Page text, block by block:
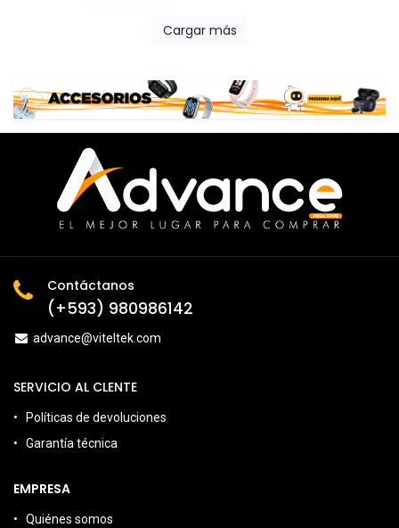
Cargar más
Contáctanos
(+593) 980986142
advance@viteltek.com
SERVICIO AL CLENTE
Políticas de devoluciones
Garantía técnica
EMPRESA
Quiénes somos